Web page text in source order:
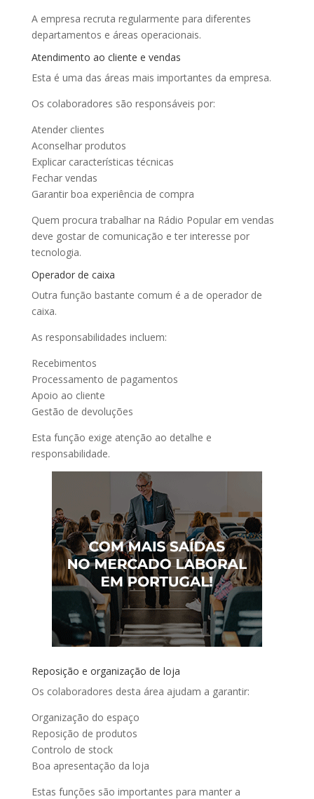
A empresa recruta regularmente para diferentes
departamentos e áreas operacionais.
Atendimento ao cliente e vendas
Esta é uma das áreas mais importantes da empresa.
Os colaboradores são responsáveis por:
Atender clientes
Aconselhar produtos
Explicar características técnicas
Fechar vendas
Garantir boa experiência de compra
Quem procura trabalhar na Rádio Popular em vendas
deve gostar de comunicação e ter interesse por
tecnologia.
Operador de caixa
Outra função bastante comum é a de operador de
caixa.
As responsabilidades incluem:
Recebimentos
Processamento de pagamentos
Apoio ao cliente
Gestão de devoluções
Esta função exige atenção ao detalhe e
responsabilidade.
Reposição e organização de loja
Os colaboradores desta área ajudam a garantir:
Organização do espaço
Reposição de produtos
Controlo de stock
Boa apresentação da loja
Estas funções são importantes para manter a